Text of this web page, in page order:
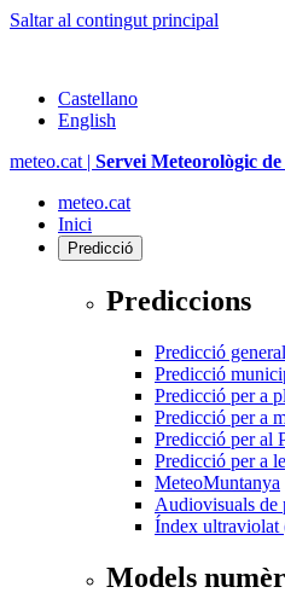
Saltar al contingut principal
Castellano
English
meteo.cat | Servei Meteorològic
meteo.cat
Inici
Predicció
Prediccions
Predicció general
Predicció
Predicció per a
Predicció per a
Predicció per al
Predicció per a
MeteoMuntanya
Audiovisuals de
Índex
Models